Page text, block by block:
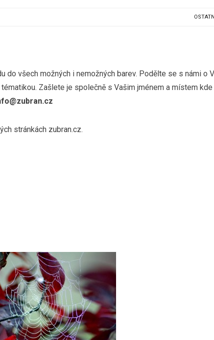
do všech možných i nemožných barev. Podělte se s námi o
Zašlete je společně s Vašim jménem a místem
stránkách zubran.cz.